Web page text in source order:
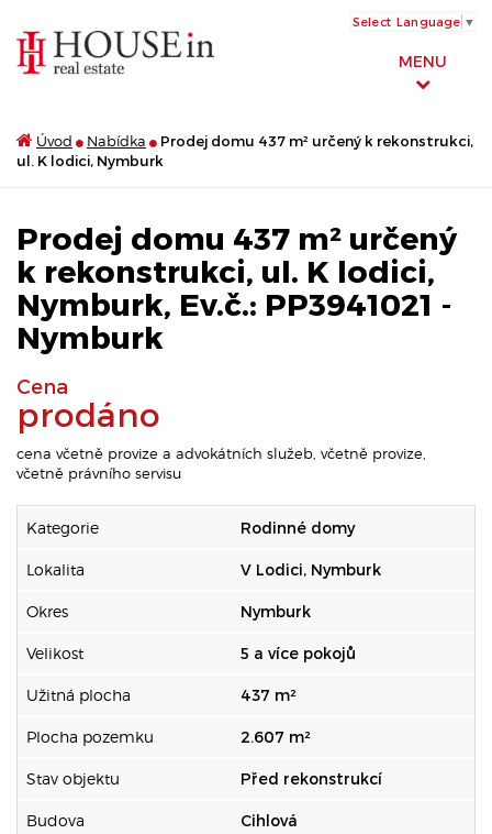
MENU
Select Language ▼
Úvod Nabídka
Prodej domu 437 m² určený k rekonstrukci,
ul. K lodici, Nymburk
Prodej domu 437 m² určený
k rekonstrukci, ul. K lodici,
Nymburk, Ev.č.: PP3941021 -
Nymburk
Cena
prodáno
cena včetně provize a advokátních služeb, včetně provize,
včetně právního servisu
Kategorie Rodinné domy
Lokalita V Lodici, Nymburk
Okres Nymburk
Velikost 5 a více pokojů
Užitná plocha 437 m²
Plocha pozemku 2.607 m²
Stav objektu Před rekonstrukcí
Budova Cihlová